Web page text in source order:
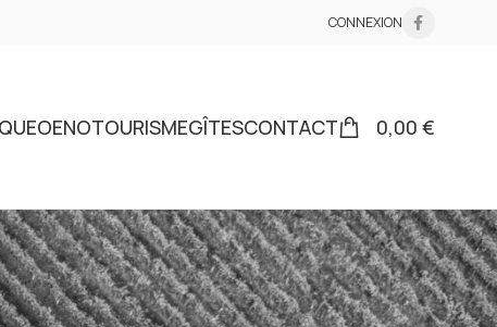
CONNEXION
OENOTOURISMEGÎTESCONTACT 0,00 €
18 24